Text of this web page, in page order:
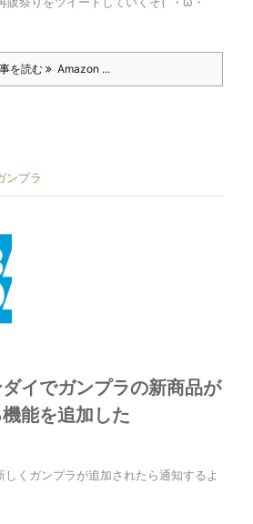
を読む Amazon ...
ンプラ
イでガンプラの新商品が
能を追加した
くガンプラが追加されたら通知するよ